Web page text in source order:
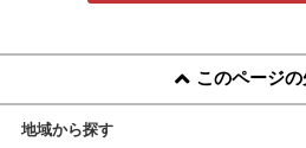
このページ
地域から探す